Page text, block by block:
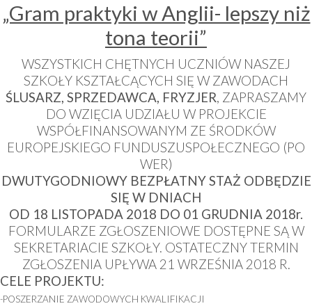
Dla ucznia
Dla słuchacza
Rekrutacja 2026/2027
Projekty
Wykaz ośrodków oraz punktów pomocy psychologicznej
„Gram praktyki w Anglii- lepszy niż
tona teorii”
WSZYSTKICH CHĘTNYCH UCZNIÓW NASZEJ
SZKOŁY KSZTAŁCĄCYCH SIĘ W ZAWODACH
ŚLUSARZ, SPRZEDAWCA, FRYZJER, ZAPRASZAMY
DO WZIĘCIA UDZIAŁU W PROJEKCIE
WSPÓŁFINANSOWANYM ZE ŚRODKÓW
EUROPEJSKIEGO FUNDUSZUSPOŁECZNEGO (PO
WER)
DWUTYGODNIOWY BEZPŁATNY STAŻ ODBĘDZIE
SIĘ W DNIACH
OD 18 LISTOPADA 2018 DO 01 GRUDNIA 2018r.
FORMULARZE ZGŁOSZENIOWE DOSTĘPNE SĄ W
SEKRETARIACIE SZKOŁY. OSTATECZNY TERMIN
ZGŁOSZENIA UPŁYWA 21 WRZEŚNIA 2018 R.
CELE PROJEKTU:
-POSZERZANIE ZAWODOWYCH KWALIFIKACJI